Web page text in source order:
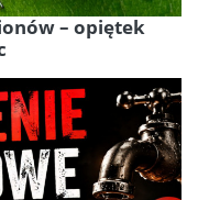
– opiętek